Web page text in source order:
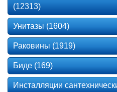
(12313)
Унитазы (1604)
Раковины (1919)
Биде (169)
Инсталляции